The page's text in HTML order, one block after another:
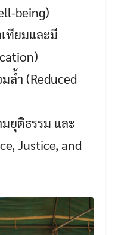
being)
เทียมและมี
ล้ำ (Reduced
ยุติธรรม และ
Justice, and